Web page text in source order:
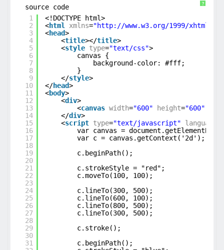
?
source code
1
2
3
4
5
6
7
8
9
10
11
12
13
14
15
16
17
18
19
20
21
22
23
24
25
26
27
28
29
30
31
<!DOCTYPE html>
<html xmlns="http://www.w3.org/1999/xhtml
<head>
<title></title>
<style type="text/css">
canvas {
background-color: #fff;
}
</style>
</head>
<body>
<div>
<canvas width="600" height="600"
</div>
<script type="text/javascript" language
var canvas =
var c = canvas.getContext('2d');
c.beginPath();
c.strokeStyle = "red";
c.moveTo(100, 100);
c.lineTo(300, 500);
c.lineTo(600, 100);
c.lineTo(800, 500);
c.lineTo(300, 500);
c.stroke();
c.beginPath();